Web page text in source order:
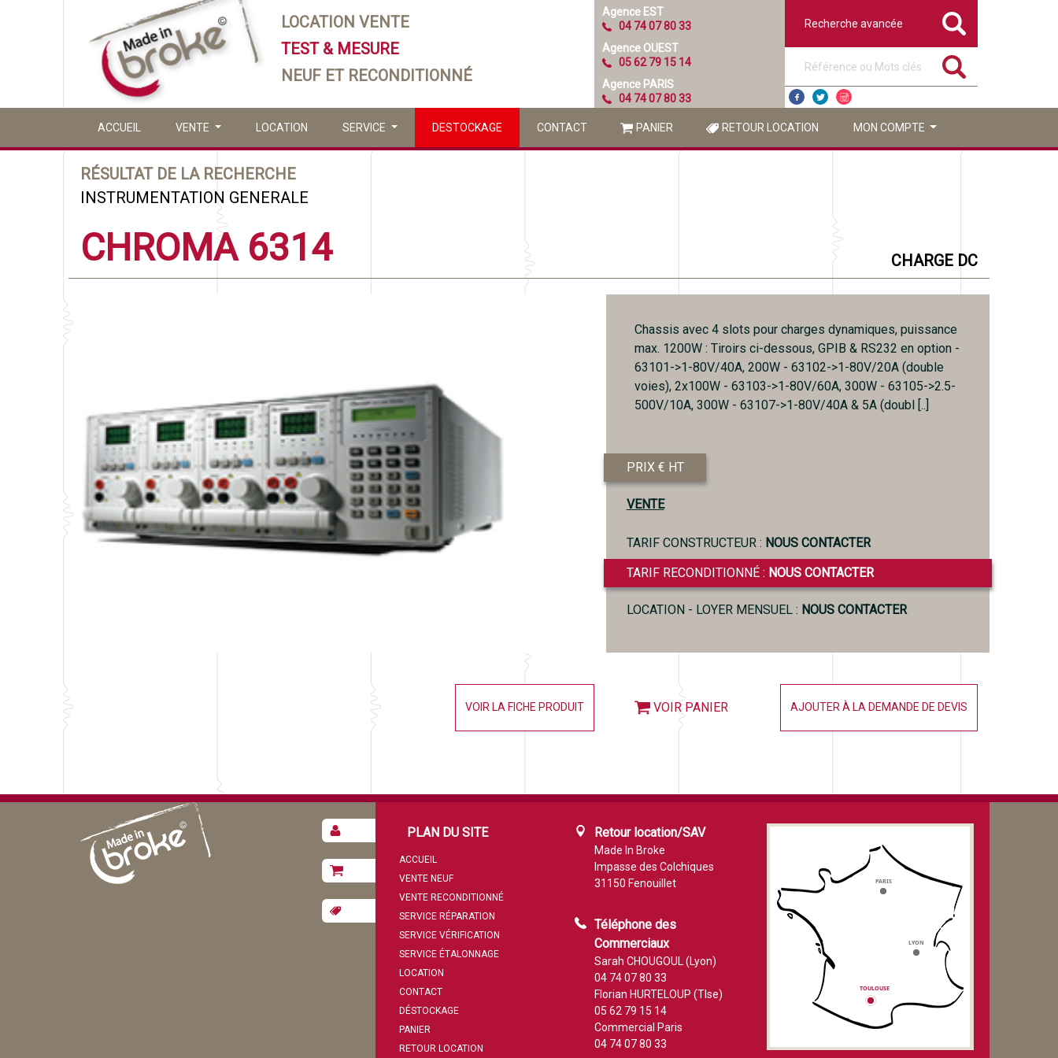
LOCATION VENTE
TEST & MESURE
NEUF ET RECONDITIONNÉ
Agence EST
04 74 07 80 33
Agence OUEST
05 62 79 15 14
Agence PARIS
04 74 07 80 33
Recherche avancée
ACCUEIL VENTE LOCATION SERVICE DESTOCKAGE CONTACT PANIER RETOUR LOCATION MON COMPTE
RÉSULTAT DE LA RECHERCHE
INSTRUMENTATION GENERALE
CHROMA 6314 CHARGE DC
Chassis avec 4 slots pour charges dynamiques, puissance
max. 1200W : Tiroirs ci-dessous, GPIB & RS232 en option -
63101->1-80V/40A, 200W - 63102->1-80V/20A (double
voies), 2x100W - 63103->1-80V/60A, 300W - 63105->2.5-
500V/10A, 300W - 63107->1-80V/40A & 5A (doubl [..]
PRIX € HT
VENTE
TARIF CONSTRUCTEUR : NOUS CONTACTER
TARIF RECONDITIONNÉ : NOUS CONTACTER
LOCATION - LOYER MENSUEL : NOUS CONTACTER
VOIR LA FICHE PRODUIT VOIR PANIER AJOUTER À LA DEMANDE DE DEVIS
PLAN DU SITE
ACCUEIL
VENTE NEUF
VENTE RECONDITIONNÉ
SERVICE RÉPARATION
SERVICE VÉRIFICATION
SERVICE ÉTALONNAGE
LOCATION
CONTACT
DÉSTOCKAGE
PANIER
RETOUR LOCATION
Retour location/SAV
Made In Broke
Impasse des Colchiques
31150 Fenouillet
Téléphone des
Commerciaux
Sarah CHOUGOUL (Lyon)
04 74 07 80 33
Florian HURTELOUP (Tlse)
05 62 79 15 14
Commercial Paris
04 74 07 80 33